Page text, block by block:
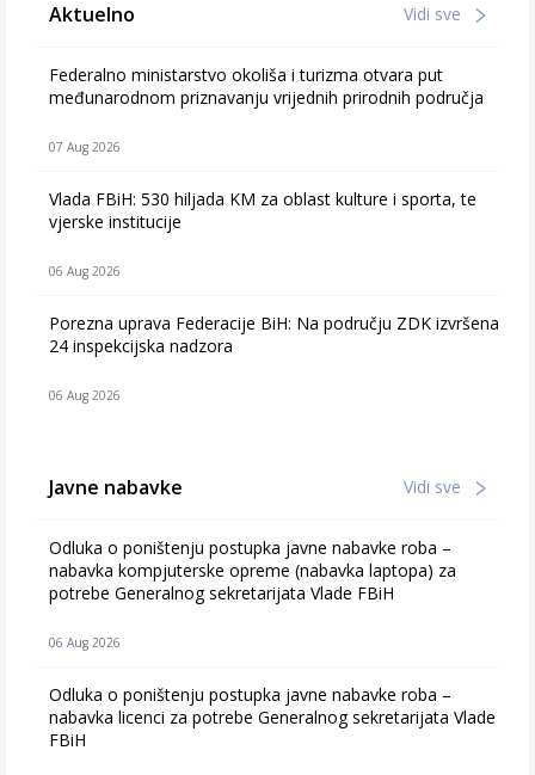
Aktuelno Vidi sve
Federalno ministarstvo okoliša i turizma otvara put
međunarodnom priznavanju vrijednih prirodnih područja
07 Aug 2026
Vlada FBiH: 530 hiljada KM za oblast kulture i sporta, te
vjerske institucije
06 Aug 2026
Porezna uprava Federacije BiH: Na području ZDK izvršena
24 inspekcijska nadzora
06 Aug 2026
Javne nabavke Vidi sve
Odluka o poništenju postupka javne nabavke roba –
nabavka kompjuterske opreme (nabavka laptopa) za
potrebe Generalnog sekretarijata Vlade FBiH
06 Aug 2026
Odluka o poništenju postupka javne nabavke roba –
nabavka licenci za potrebe Generalnog sekretarijata Vlade
FBiH